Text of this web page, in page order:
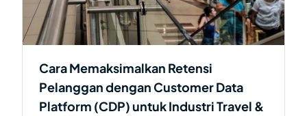
Cara Memaksimalkan Retensi
Pelanggan dengan Customer Data
Platform (CDP) untuk Industri Travel &